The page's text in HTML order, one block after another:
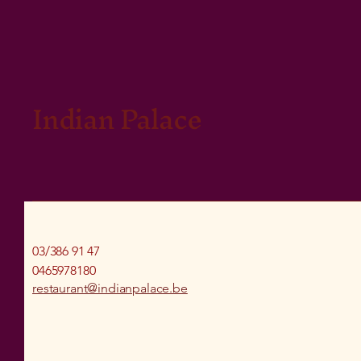
Indian Palace
03/386 91 47
0465978180
restaurant@indianpalace.be